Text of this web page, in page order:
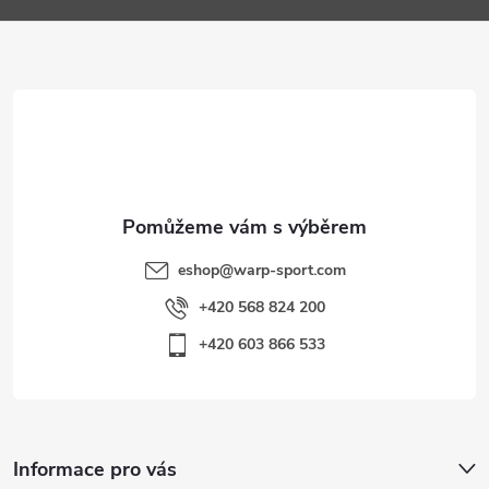
a
eshop@warp-sport.com
+420 568 824 200
+420 603 866 533
Informace pro vás